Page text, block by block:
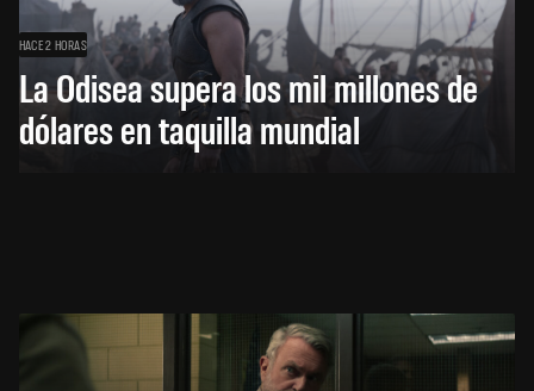
HACE 2 HORAS
La Odisea supera los mil millones de
dólares en taquilla mundial